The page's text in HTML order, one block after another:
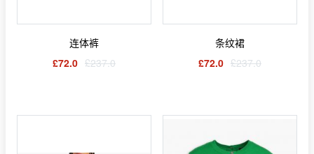
连体裤
£72.0 £237.0
条纹裙
£72.0 £237.0